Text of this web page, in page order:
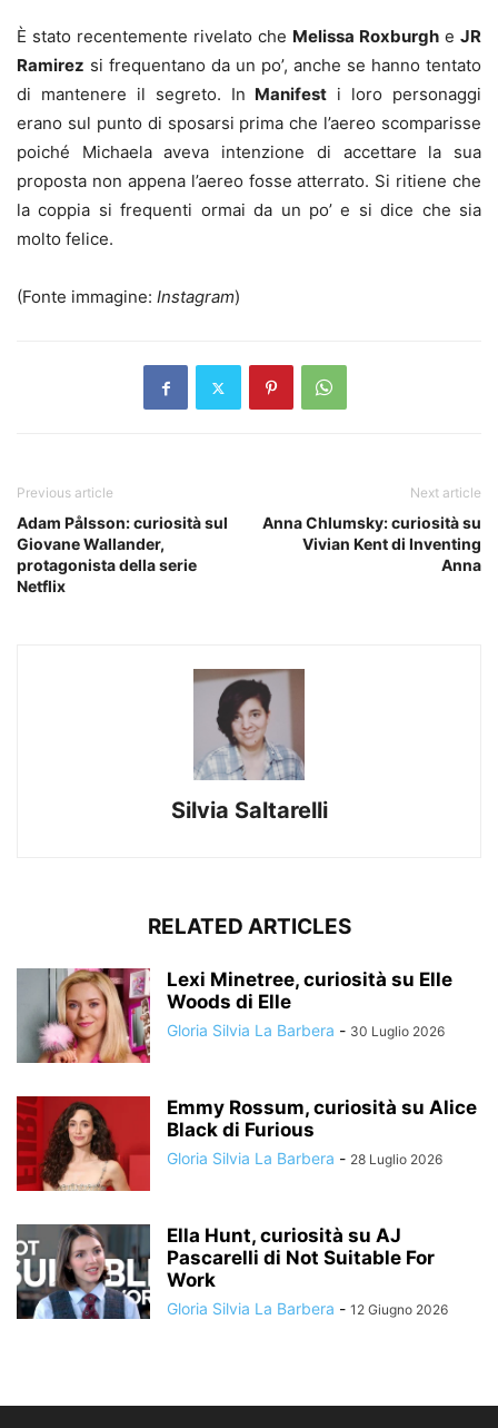
È stato recentemente rivelato che Melissa Roxburgh e JR
Ramirez si frequentano da un po’, anche se hanno tentato
di mantenere il segreto. In Manifest i loro personaggi
erano sul punto di sposarsi prima che l’aereo scomparisse
poiché Michaela aveva intenzione di accettare la sua
proposta non appena l’aereo fosse atterrato. Si ritiene che
la coppia si frequenti ormai da un po’ e si dice che sia
molto felice.
(Fonte immagine: Instagram)
Previous article
Adam Pålsson: curiosità sul
Giovane Wallander,
protagonista della serie
Netflix
Next article
Anna Chlumsky: curiosità su
Vivian Kent di Inventing
Anna
Silvia Saltarelli
RELATED ARTICLES
Lexi Minetree, curiosità su Elle
Woods di Elle
Gloria Silvia La Barbera - 30 Luglio 2026
Emmy Rossum, curiosità su Alice
Black di Furious
Gloria Silvia La Barbera - 28 Luglio 2026
Ella Hunt, curiosità su AJ
Pascarelli di Not Suitable For
Work
Gloria Silvia La Barbera - 12 Giugno 2026